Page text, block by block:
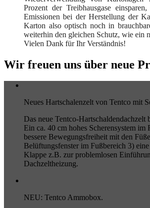
Prozent der Treibhausgase
Emissionen bei der Herstellung der
Karton also optisch noch in
weiterhin den gleichen Schutz, wie ein
Vielen Dank für Ihr Verständnis!
Wir freuen uns über neue
Neues Hartschalenzelt von Tentco mit
Das neue Tentco-
Ein ca. 40 cm hohes Scherensystem im
bessere Bewegungsfreiheit mit den
Belüftungsfenster im Fußbereich 3)
Klappe z.B. zur problemlosen
Dachzeltheizung.
NEU: Tentco Ammobox.